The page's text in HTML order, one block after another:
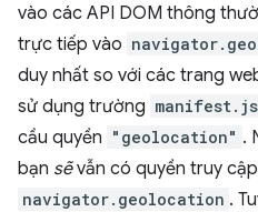
vào các API DOM thông
trực tiếp vào
duy nhất so với các trang
sử dụng trường
cầu quyền "geolocation" .
bạn sẽvẫn có quyền truy
navigator.geolocation .